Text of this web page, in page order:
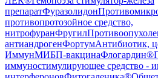
препаратФуразолидон
противопротозойное средство,
нитрофуранФругил
антиандрогенФортумАнтибиотик,
ИммунМИБП-вакцинаФлогардин®
иммуностимулирующее средство -